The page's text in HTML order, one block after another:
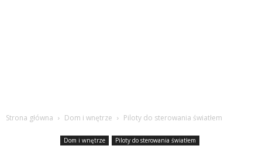
Strona główna Dom i wnętrze Piloty do sterowania światłem
Dom i wnętrze Piloty do sterowania światłem